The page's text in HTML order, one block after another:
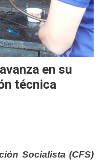
en su
técnica
Socialista (CFS)